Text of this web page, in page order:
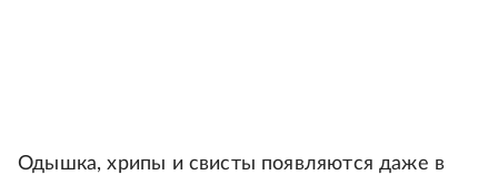
Одышка, хрипы и свисты появляются даже в